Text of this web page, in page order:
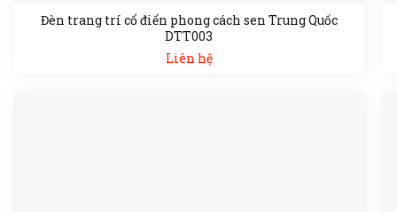
Đèn trang trí cổ điển phong cách sen Trung Quốc
DTT003
Liên hệ